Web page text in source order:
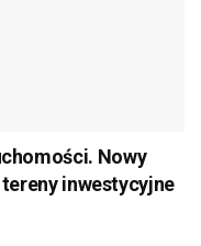
Nowy
inwestycyjne